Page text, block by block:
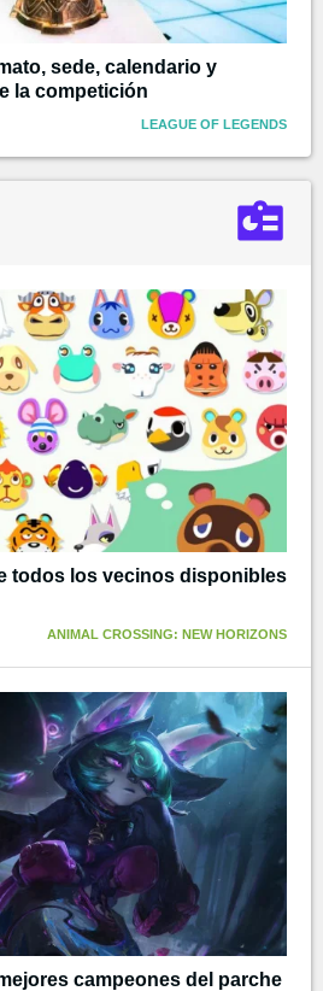
sede, calendario y
la competición
LEAGUE OF LEGENDS
todos los vecinos disponibles
ANIMAL CROSSING: NEW HORIZONS
campeones del parche